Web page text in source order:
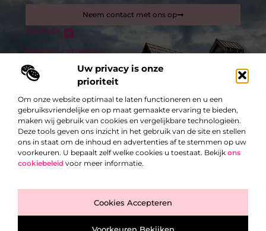
Uw privacy is onze
prioriteit
Om onze website optimaal te laten functioneren en u een
gebruiksvriendelijke en op maat gemaakte ervaring te bieden,
maken wij gebruik van cookies en vergelijkbare technologieën.
Deze tools geven ons inzicht in het gebruik van de site en stellen
ons in staat om de inhoud en advertenties af te stemmen op uw
voorkeuren. U bepaalt zelf welke cookies u toestaat. Bekijk ons
cookiebeleid voor meer informatie.
Cookies Accepteren
Voorkeuren Bekijken
Top
Sitelinks
Telefoonreparaties die de moeite waard is.
Horecakeukenapparatuur aankopen voor maximale
levensduur
Een badkamerrenovatie in Heist-op-den-Berg met focus op
tegelwerken
Wat is het doel van een gezondheidscheck?
Bericht categorie
Neem contact met ons op
www.exclusiefbedrijf.be. All Right Reserved.